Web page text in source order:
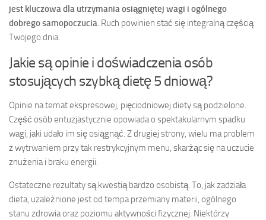
jest kluczowa dla utrzymania osiągniętej wagi i ogólnego
dobrego samopoczucia. Ruch powinien stać się integralną częścią
Twojego dnia.
Jakie są opinie i doświadczenia osób
stosujących szybką dietę 5 dniową?
Opinie na temat ekspresowej, pięciodniowej diety są podzielone.
Część osób entuzjastycznie opowiada o spektakularnym spadku
wagi, jaki udało im się osiągnąć. Z drugiej strony, wielu ma problem
z wytrwaniem przy tak restrykcyjnym menu, skarżąc się na uczucie
znużenia i braku energii.
Ostateczne rezultaty są kwestią bardzo osobistą. To, jak zadziała
dieta, uzależnione jest od tempa przemiany materii, ogólnego
stanu zdrowia oraz poziomu aktywności fizycznej. Niektórzy